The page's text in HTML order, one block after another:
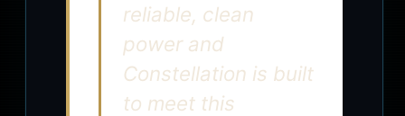
reliable, clean
power and
Constellation is built
to meet this